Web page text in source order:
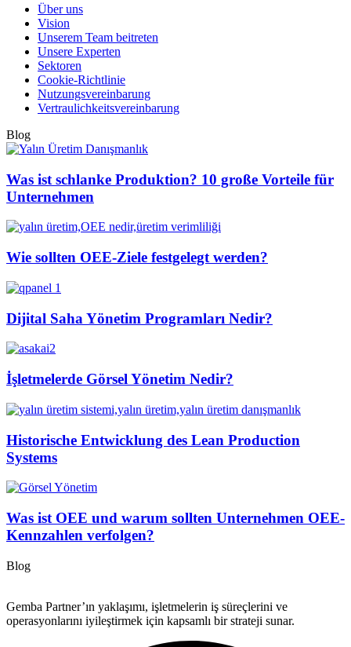
Über uns
Vision
Unserem Team beitreten
Unsere Experten
Sektoren
Cookie-Richtlinie
Nutzungsvereinbarung
Vertraulichkeitsvereinbarung
Blog
Was ist schlanke Produktion? 10 große Vorteile für
Unternehmen
Wie sollten OEE-Ziele festgelegt werden?
Dijital Saha Yönetim Programları Nedir?
İşletmelerde Görsel Yönetim Nedir?
Historische Entwicklung des Lean Production
Systems
Was ist OEE und warum sollten Unternehmen OEE-
Kennzahlen verfolgen?
Blog
Gemba Partner’ın yaklaşımı, işletmelerin iş süreçlerini ve
operasyonlarını iyileştirmek için kapsamlı bir strateji sunar.